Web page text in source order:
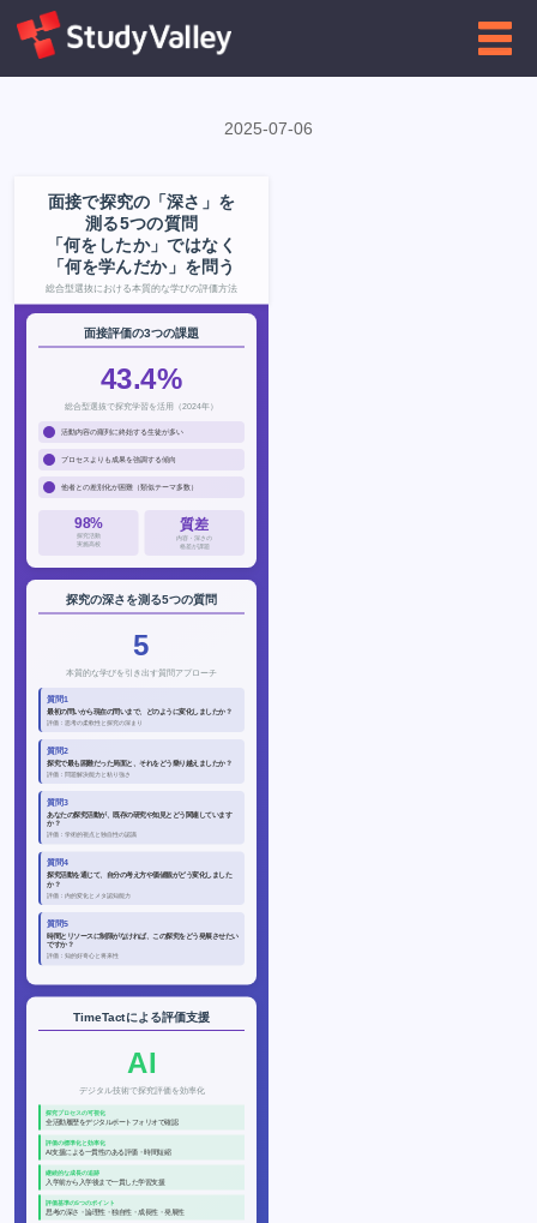
←大学向け インフォグラフィクス一覧に戻る
2025-07-06
面接で探究の「深さ」を
測る5つの質問
「何をしたか」ではなく
「何を学んだか」を問う
総合型選抜における本質的な学びの評価方法
面接評価の3つの課題
43.4%
総合型選抜で探究学習を活用（2024年）
活動内容の羅列に終始する生徒が多い
プロセスよりも成果を強調する傾向
他者との差別化が困難（類似テーマ多数）
98%
探究活動
実施高校
質差
内容・深さの
格差が課題
探究の深さを測る5つの質問
5
本質的な学びを引き出す質問アプローチ
質問1
最初の問いから現在の問いまで、どのように変化しましたか？
評価：思考の柔軟性と探究の深まり
質問2
探究で最も困難だった局面と、それをどう乗り越えましたか？
評価：問題解決能力と粘り強さ
質問3
あなたの探究活動が、既存の研究や知見とどう関連しています
か？
評価：学術的視点と独自性の認識
質問4
探究活動を通じて、自分の考え方や価値観がどう変化しました
か？
評価：内的変化とメタ認知能力
質問5
時間とリソースに制限がなければ、この探究をどう発展させたい
ですか？
評価：知的好奇心と将来性
TimeTactによる評価支援
AI
デジタル技術で探究評価を効率化
探究プロセスの可視化
全活動履歴をデジタルポートフォリオで確認
評価の標準化と効率化
AI支援による一貫性のある評価・時間短縮
継続的な成長の追跡
入学前から入学後まで一貫した学習支援
評価基準の5つのポイント
思考の深さ・論理性・独自性・成長性・発展性